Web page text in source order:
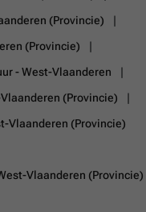
(Provincie)
(Provincie)
- West-Vlaanderen
(Provincie)
Vlaanderen (Provincie)
Vlaanderen (Provincie)